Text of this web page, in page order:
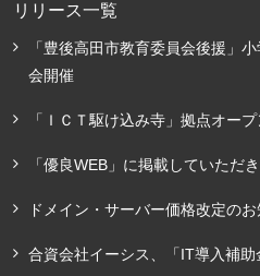
リリース一覧
「豊後高田市教育委員会後援」
会開催
「ＩＣＴ駆け込み寺」拠点オー
「優良WEB」に掲載していただ
ドメイン・サーバー価格改定の
合資会社イーシス、「IT導入補